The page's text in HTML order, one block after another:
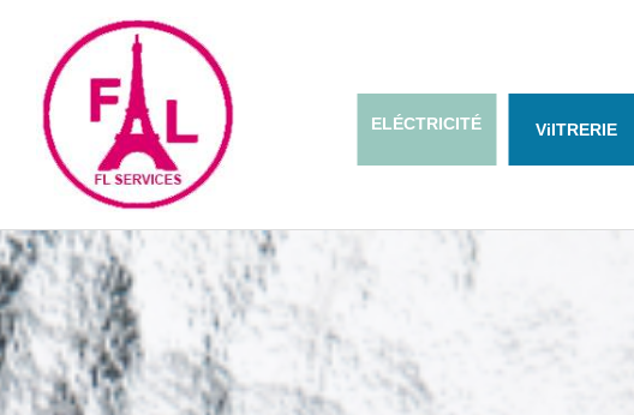
ELÉCTRICITÉ ViITRERIE